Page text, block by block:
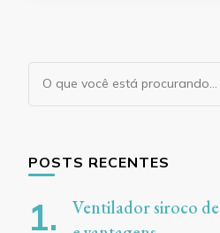
Procurando
algo?
POSTS RECENTES
Ventilador siroco